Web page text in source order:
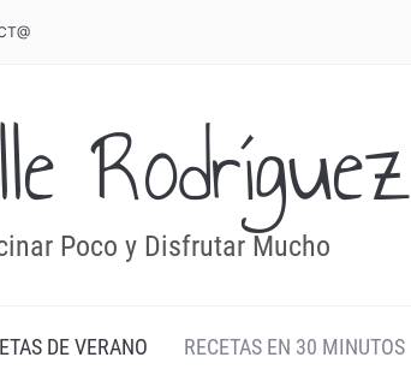
Rodríguez
Poco y Disfrutar Mucho
DE VERANO RECETAS EN 30 MINUTOS